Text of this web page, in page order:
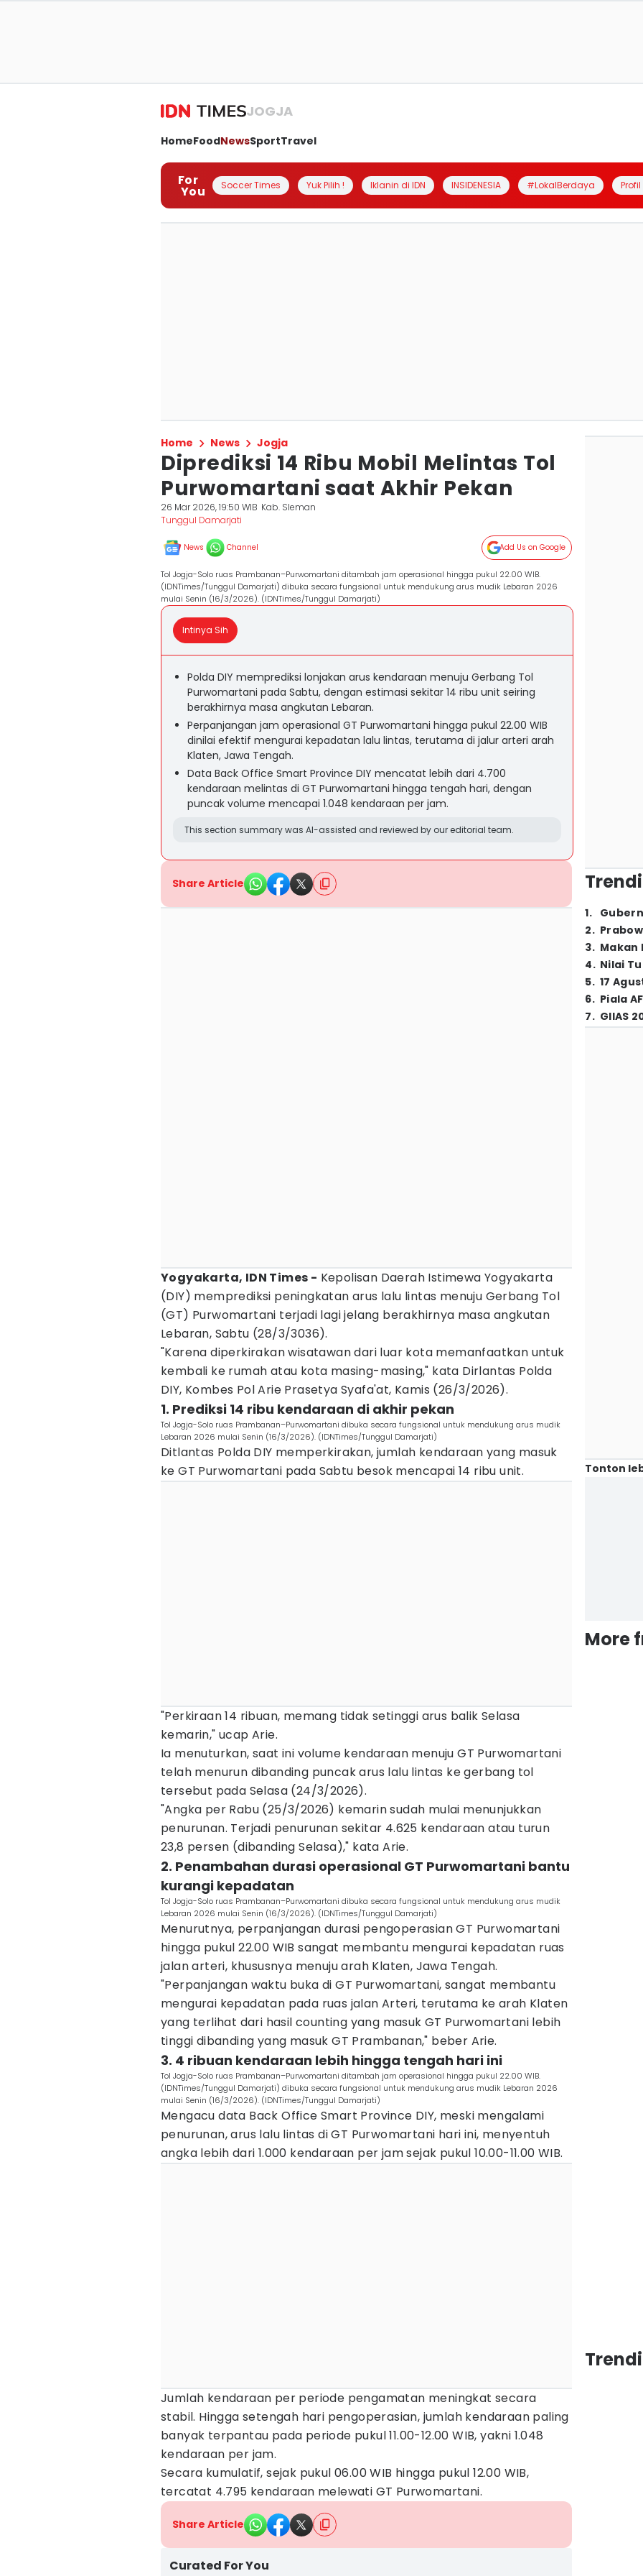
JOGJA
HomeFoodNewsSportTravel
For
You Soccer Times Yuk Pilih ! Iklanin di IDN INSIDENESIA #LokalBerdaya
Home News Jogja
Diprediksi 14 Ribu Mobil Melintas Tol
Purwomartani saat Akhir Pekan
26 Mar 2026, 19:50 WIB Kab. Sleman
Tunggul Damarjati
News Channel Add Us on Google
Tol Jogja-Solo ruas Prambanan–Purwomartani ditambah jam operasional hingga pukul 22.00 WIB.
(IDNTimes/Tunggul Damarjati) dibuka secara fungsional untuk mendukung arus mudik Lebaran 2026
mulai Senin (16/3/2026). (IDNTimes/Tunggul Damarjati)
Intinya Sih
Polda DIY memprediksi lonjakan arus kendaraan menuju Gerbang Tol
Purwomartani pada Sabtu, dengan estimasi sekitar 14 ribu unit seiring
berakhirnya masa angkutan Lebaran.
Perpanjangan jam operasional GT Purwomartani hingga pukul 22.00 WIB
dinilai efektif mengurai kepadatan lalu lintas, terutama di jalur arteri arah
Klaten, Jawa Tengah.
Data Back Office Smart Province DIY mencatat lebih dari 4.700
kendaraan melintas di GT Purwomartani hingga tengah hari, dengan
puncak volume mencapai 1.048 kendaraan per jam.
This section summary was AI-assisted and reviewed by our editorial team.
Share Article
Yogyakarta, IDN Times - Kepolisan Daerah Istimewa Yogyakarta
(DIY) memprediksi peningkatan arus lalu lintas menuju Gerbang Tol
(GT) Purwomartani terjadi lagi jelang berakhirnya masa angkutan
Lebaran, Sabtu (28/3/3036).
"Karena diperkirakan wisatawan dari luar kota memanfaatkan untuk
kembali ke rumah atau kota masing-masing," kata Dirlantas Polda
DIY, Kombes Pol Arie Prasetya Syafa'at, Kamis (26/3/2026).
1. Prediksi 14 ribu kendaraan di akhir pekan
Tol Jogja-Solo ruas Prambanan–Purwomartani dibuka secara fungsional untuk mendukung arus mudik
Lebaran 2026 mulai Senin (16/3/2026). (IDNTimes/Tunggul Damarjati)
Ditlantas Polda DIY memperkirakan, jumlah kendaraan yang masuk
ke GT Purwomartani pada Sabtu besok mencapai 14 ribu unit.
"Perkiraan 14 ribuan, memang tidak setinggi arus balik Selasa
kemarin," ucap Arie.
Ia menuturkan, saat ini volume kendaraan menuju GT Purwomartani
telah menurun dibanding puncak arus lalu lintas ke gerbang tol
tersebut pada Selasa (24/3/2026).
"Angka per Rabu (25/3/2026) kemarin sudah mulai menunjukkan
penurunan. Terjadi penurunan sekitar 4.625 kendaraan atau turun
23,8 persen (dibanding Selasa)," kata Arie.
2. Penambahan durasi operasional GT Purwomartani bantu
kurangi kepadatan
Tol Jogja-Solo ruas Prambanan–Purwomartani dibuka secara fungsional untuk mendukung arus mudik
Lebaran 2026 mulai Senin (16/3/2026). (IDNTimes/Tunggul Damarjati)
Menurutnya, perpanjangan durasi pengoperasian GT Purwomartani
hingga pukul 22.00 WIB sangat membantu mengurai kepadatan ruas
jalan arteri, khususnya menuju arah Klaten, Jawa Tengah.
"Perpanjangan waktu buka di GT Purwomartani, sangat membantu
mengurai kepadatan pada ruas jalan Arteri, terutama ke arah Klaten
yang terlihat dari hasil counting yang masuk GT Purwomartani lebih
tinggi dibanding yang masuk GT Prambanan," beber Arie.
3. 4 ribuan kendaraan lebih hingga tengah hari ini
Tol Jogja-Solo ruas Prambanan–Purwomartani ditambah jam operasional hingga pukul 22.00 WIB.
(IDNTimes/Tunggul Damarjati) dibuka secara fungsional untuk mendukung arus mudik Lebaran 2026
mulai Senin (16/3/2026). (IDNTimes/Tunggul Damarjati)
Mengacu data Back Office Smart Province DIY, meski mengalami
penurunan, arus lalu lintas di GT Purwomartani hari ini, menyentuh
angka lebih dari 1.000 kendaraan per jam sejak pukul 10.00-11.00 WIB.
Jumlah kendaraan per periode pengamatan meningkat secara
stabil. Hingga setengah hari pengoperasian, jumlah kendaraan paling
banyak terpantau pada periode pukul 11.00-12.00 WIB, yakni 1.048
kendaraan per jam.
Secara kumulatif, sejak pukul 06.00 WIB hingga pukul 12.00 WIB,
tercatat 4.795 kendaraan melewati GT Purwomartani.
Share Article
Curated For You
1.
2.
3. Makan
4. Nilai
5. 17
6. Piala
7. GIIAS
Tonton
More